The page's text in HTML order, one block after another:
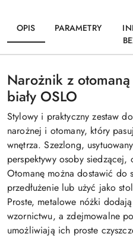
OPIS PARAMETRY
Narożnik z
biały OSLO
Stylowy i praktyczny zestaw
narożnej i otomany, który
wnętrza. Szezlong,
perspektywy osoby
Otomanę można dostawić do
przedłużenie lub użyć jako
Proste, metalowe nóżki
wzornictwu, a zdejmowalne
umożliwiają ich proste